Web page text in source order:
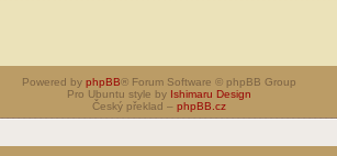
Powered by phpBB® Forum Software © phpBB Group
Pro Ubuntu style by Ishimaru Design
Český překlad – phpBB.cz